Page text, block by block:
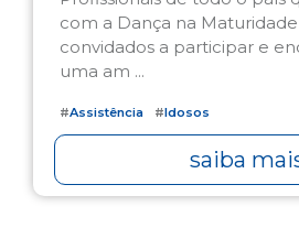
com a Dança na
convidados a participar e
uma am ...
#Assistência #Idosos
saiba